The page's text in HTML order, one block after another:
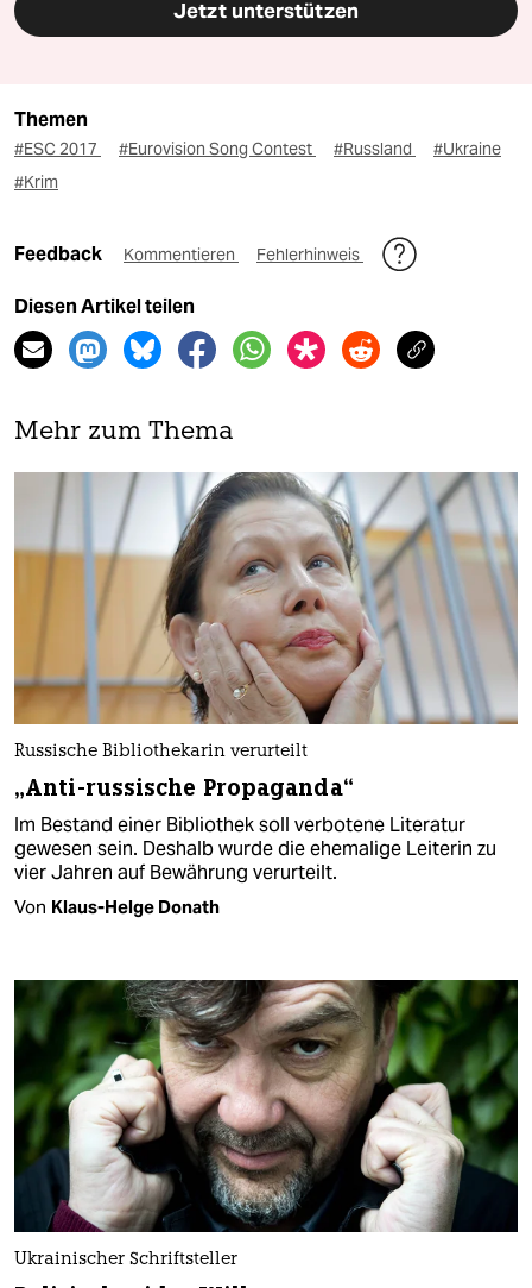
Jetzt unterstützen
Themen
#ESC 2017 #Eurovision Song Contest #Russland
#Ukraine
#Krim
Feedback Kommentieren Fehlerhinweis
Diesen Artikel teilen
Mehr zum Thema
Russische Bibliothekarin verurteilt
„Anti-russische Propaganda“
Im Bestand einer Bibliothek soll verbotene Literatur
gewesen sein. Deshalb wurde die ehemalige Leiterin zu
vier Jahren auf Bewährung verurteilt.
Von Klaus-Helge Donath
Ukrainischer Schriftsteller